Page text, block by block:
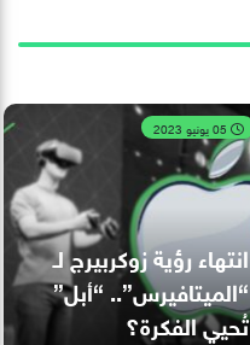
انتهاء رؤية زوكربيرج لـ
“الميتافيرس”.. “أبل”
تُحيي الفكرة؟